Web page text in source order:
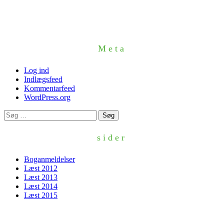
Meta
Log ind
Indlægsfeed
Kommentarfeed
WordPress.org
Søg
efter:
sider
Boganmeldelser
Læst 2012
Læst 2013
Læst 2014
Læst 2015